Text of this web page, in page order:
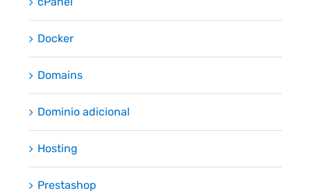
Docker
Domains
Dominio adicional
Hosting
Prestashop